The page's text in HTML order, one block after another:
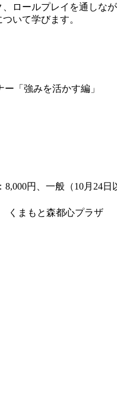
ロールプレイを通しなが
いて学びます。
「強みを活かす編」
円、一般（10月24日
くまもと森都心プラザ